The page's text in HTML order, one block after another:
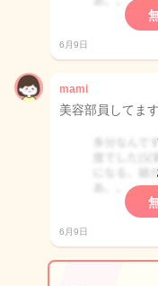
6月9日
mami
美容部員してま
6月9日